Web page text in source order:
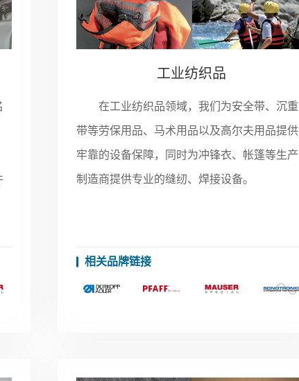
工业纺织品
在工业纺织品领域，我们为安全带、沉重
带等劳保用品、马术用品以及高尔夫用品提供
牢靠的设备保障，同时为冲锋衣、帐篷等生产
制造商提供专业的缝纫、焊接设备。
相关品牌链接